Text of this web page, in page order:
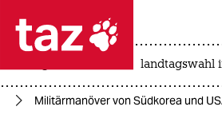
 taz zahl ich
taz zahl ich
landtagswahl
Militärmanöver von Südkorea und